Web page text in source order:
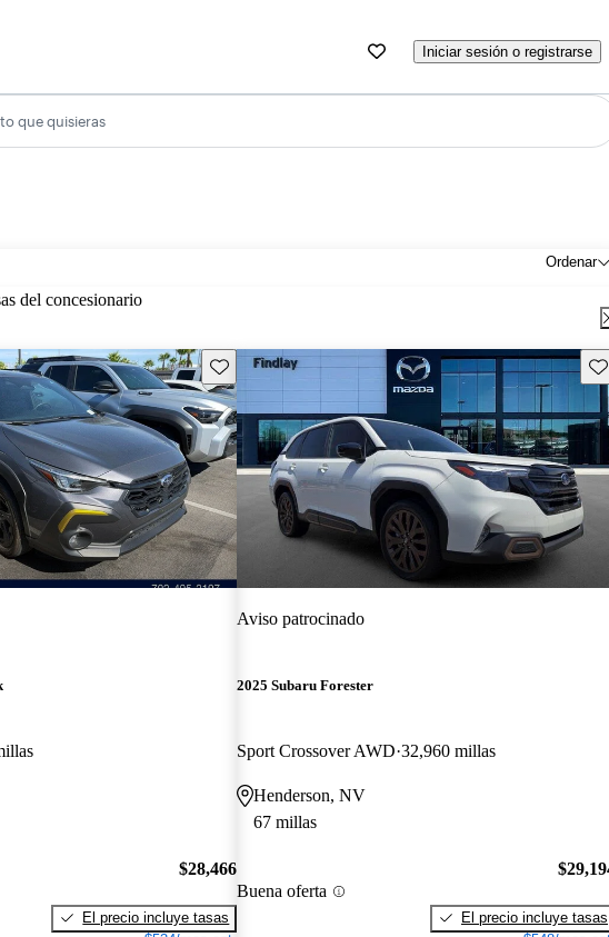
Iniciar sesión o registrarse
que quisieras
Ordenar
del concesionario
Guarda este Aviso
$28,466
El precio incluye tasas
Aviso patrocinado
2025 Subaru Forester
Sport Crossover AWD 32,960 millas
Henderson, NV
67 millas
Buena oferta
El precio incluye tasas